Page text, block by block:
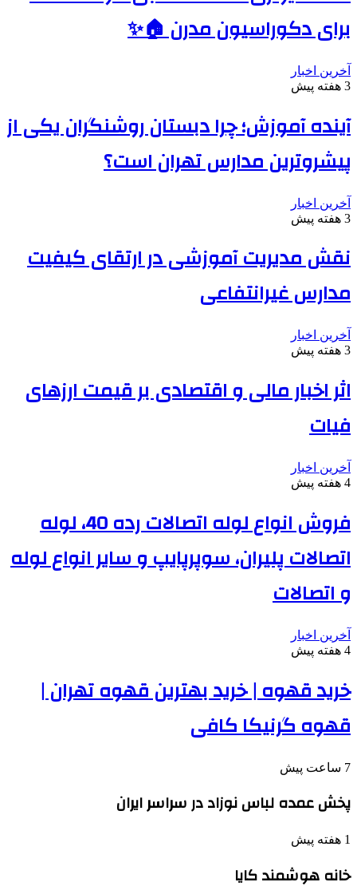
برای دکوراسیون مدرن 🏠✨
آخرین اخبار
3 هفته پیش
آینده آموزش؛ چرا دبستان روشنگران یکی از
پیشروترین مدارس تهران است؟
آخرین اخبار
3 هفته پیش
نقش مدیریت آموزشی در ارتقای کیفیت
مدارس غیرانتفاعی
آخرین اخبار
3 هفته پیش
اثر اخبار مالی و اقتصادی بر قیمت ارزهای
فیات
آخرین اخبار
4 هفته پیش
فروش انواع لوله اتصالات رده 40، لوله
اتصالات پلیران، سوپرپایپ و سایر انواع لوله
و اتصالات
آخرین اخبار
4 هفته پیش
خرید قهوه | خرید بهترین قهوه تهران |
قهوه گرنیکا کافی
7 ساعت پیش
پخش عمده لباس نوزاد در سراسر ایران
1 هفته پیش
خانه هوشمند کایا